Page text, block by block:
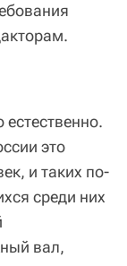
это
и таких по-
среди них
вал,